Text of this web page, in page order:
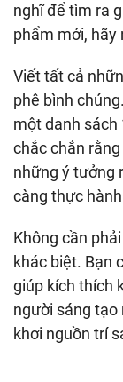
nghĩ để tìm ra
phẩm mới,
Viết tất cả
phê bình
một danh sách
chắc chắn
những ý tưởng
càng thực
Không cần
khác biệt. Bạn
giúp kích thích
người sáng tạo
khơi nguồn trí